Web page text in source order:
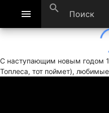
menu search
С наступающим новым годом
Топлеса, тот поймет),